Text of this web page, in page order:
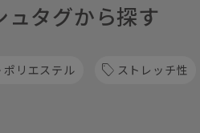
ュタグから探す
ポリエステル ストレッチ性